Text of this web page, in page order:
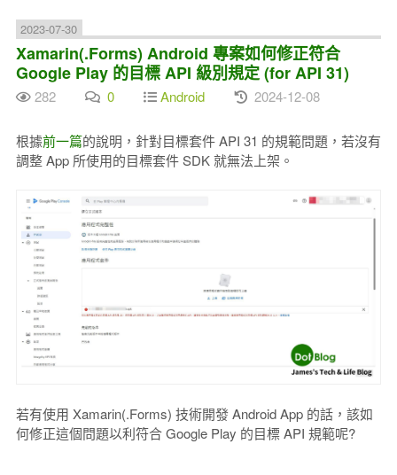
2023-07-30
Xamarin(.Forms) Android 專案如何修正符合
Google Play 的目標 API 級別規定 (for API 31)
282 0 Android 2024-12-08
根據前一篇的說明，針對目標套件 API 31 的規範問題，若沒有
調整 App 所使用的目標套件 SDK 就無法上架。
若有使用 Xamarin(.Forms) 技術開發 Android App 的話，該如
何修正這個問題以利符合 Google Play 的目標 API 規範呢?